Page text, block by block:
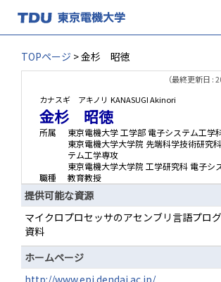
TOPページ > 金杉 昭徳
（最終更新日 :
カナスギ アキノリ KANASUGI Akinori
金杉 昭徳
所属
東京電機大学 工学部 電子システム工学
東京電機大学大学院 先端科学技術研究
テム工学専攻
東京電機大学大学院 工学研究科 電子シ
職種
教育教授
提供可能な資源
マイクロプロセッサのアセンブリ言語プロ
資料
ホームページ
http://www.epi.dendai.ac.jp/